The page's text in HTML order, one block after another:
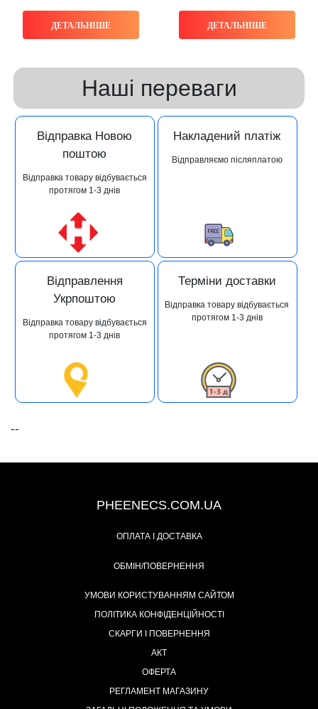
ДЕТАЛЬНІШЕ ДЕТАЛЬНІШЕ
Наші переваги
Відправка Новою
поштою
Відправка товару відбувається
протягом 1-3 днів
Накладений платіж
Відправляємо післяплатою
Відправлення
Укрпоштою
Відправка товару відбувається
протягом 1-3 днів
Терміни доставки
Відправка товару відбувається
протягом 1-3 днів
--
PHEENECS.COM.UA
ОПЛАТА І ДОСТАВКА
ОБМІН/ПОВЕРНЕННЯ
УМОВИ КОРИСТУВАННЯМ САЙТОМ
ПОЛІТИКА КОНФІДЕНЦІЙНОСТІ
СКАРГИ І ПОВЕРНЕННЯ
АКТ
ОФЕРТА
РЕГЛАМЕНТ МАГАЗИНУ